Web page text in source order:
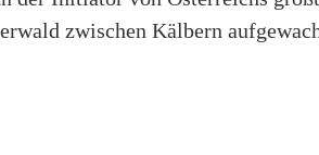
zwischen Kälbern